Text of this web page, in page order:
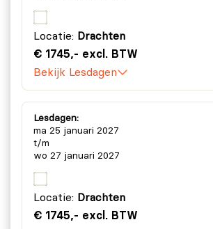
Locatie: Drachten
€ 1745,- excl. BTW
Bekijk Lesdagen
Lesdagen:
ma 25 januari 2027
t/m
wo 27 januari 2027
Locatie: Drachten
€ 1745,- excl. BTW